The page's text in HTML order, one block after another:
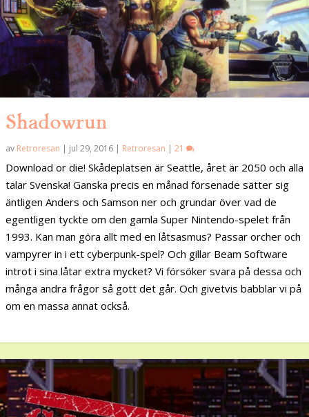
Shadowrun
av Retroresan | jul 29, 2016 | Retroresan | 21
Download or die! Skådeplatsen är Seattle, året är 2050 och alla
talar Svenska! Ganska precis en månad försenade sätter sig
äntligen Anders och Samson ner och grundar över vad de
egentligen tyckte om den gamla Super Nintendo-spelet från
1993. Kan man göra allt med en låtsasmus? Passar orcher och
vampyrer in i ett cyberpunk-spel? Och gillar Beam Software
introt i sina låtar extra mycket? Vi försöker svara på dessa och
många andra frågor så gott det går. Och givetvis babblar vi på
om en massa annat också.